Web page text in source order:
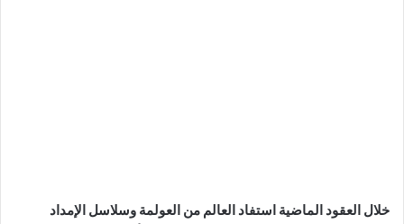
خلال العقود الماضية استفاد العالم من العولمة وسلاسل الإمداد